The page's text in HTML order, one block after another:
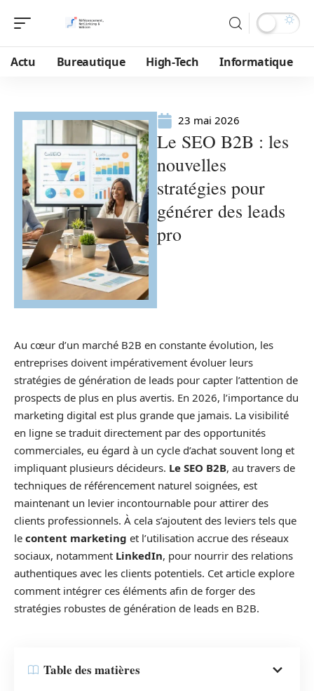
Actu Bureautique High-Tech Informatique
23 mai 2026
Le SEO B2B : les
nouvelles
stratégies pour
générer des leads
pro
Au cœur d’un marché B2B en constante évolution, les
entreprises doivent impérativement évoluer leurs
stratégies de génération de leads pour capter l’attention de
prospects de plus en plus avertis. En 2026, l’importance du
marketing digital est plus grande que jamais. La visibilité
en ligne se traduit directement par des opportunités
commerciales, eu égard à un cycle d’achat souvent long et
impliquant plusieurs décideurs. Le SEO B2B, au travers de
techniques de référencement naturel soignées, est
maintenant un levier incontournable pour attirer des
clients professionnels. À cela s’ajoutent des leviers tels que
le content marketing et l’utilisation accrue des réseaux
sociaux, notamment LinkedIn, pour nourrir des relations
authentiques avec les clients potentiels. Cet article explore
comment intégrer ces éléments afin de forger des
stratégies robustes de génération de leads en B2B.
Table des matières